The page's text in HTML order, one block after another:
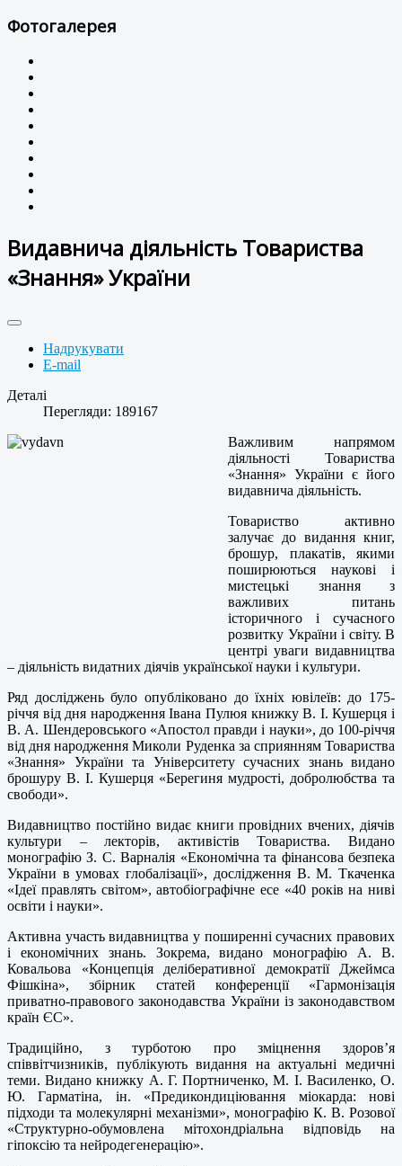
Фотогалерея
Видавнича діяльність Товариства
«Знання» України
Надрукувати
E-mail
Деталі
Перегляди: 189167
Важливим напрямом
діяльності Товариства
«Знання» України є його
видавнича діяльність.
Товариство активно
залучає до видання книг,
брошур, плакатів, якими
поширюються наукові і
мистецькі знання з
важливих питань
історичного і сучасного
розвитку України і світу. В
центрі уваги видавництва
– діяльність видатних діячів української науки і культури.
Ряд досліджень було опубліковано до їхніх ювілеїв: до 175-
річчя від дня народження Івана Пулюя книжку В. І. Кушерця і
В. А. Шендеровського «Апостол правди і науки», до 100-річчя
від дня народження Миколи Руденка за сприянням Товариства
«Знання» України та Університету сучасних знань видано
брошуру В. І. Кушерця «Берегиня мудрості, добролюбства та
свободи».
Видавництво постійно видає книги провідних вчених, діячів
культури – лекторів, активістів Товариства. Видано
монографію З. С. Варналія «Економічна та фінансова безпека
України в умовах глобалізації», дослідження В. М. Ткаченка
«Ідеї правлять світом», автобіографічне есе «40 років на ниві
освіти і науки».
Активна участь видавництва у поширенні сучасних правових
і економічних знань. Зокрема, видано монографію А. В.
Ковальова «Концепція деліберативної демократії Джеймса
Фішкіна», збірник статей конференції «Гармонізація
приватно-правового законодавства України із законодавством
країн ЄС».
Традиційно, з турботою про зміцнення здоров’я
співвітчизників, публікують видання на актуальні медичні
теми. Видано книжку А. Г. Портниченко, М. І. Василенко, О.
Ю. Гарматіна, ін. «Предикондиціювання міокарда: нові
підходи та молекулярні механізми», монографію К. В. Розової
«Структурно-обумовлена мітохондріальна відповідь на
гіпоксію та нейродегенерацію».